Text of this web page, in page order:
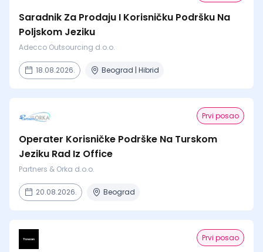
Saradnik Za Prodaju I Korisničku Podršku Na
Poljskom Jeziku
Adecco Outsourcing d.o.o.
18.08.2026. Beograd | Hibrid
Prvi posao
Operater Korisničke Podrške Na Turskom
Jeziku Rad Iz Office
Partners & Orka d.o.o.
20.08.2026. Beograd
Prvi posao